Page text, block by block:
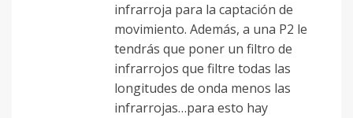
infrarroja para la captación de
movimiento. Además, a una P2 le
tendrás que poner un filtro de
infrarrojos que filtre todas las
longitudes de onda menos las
infrarrojas…para esto hay